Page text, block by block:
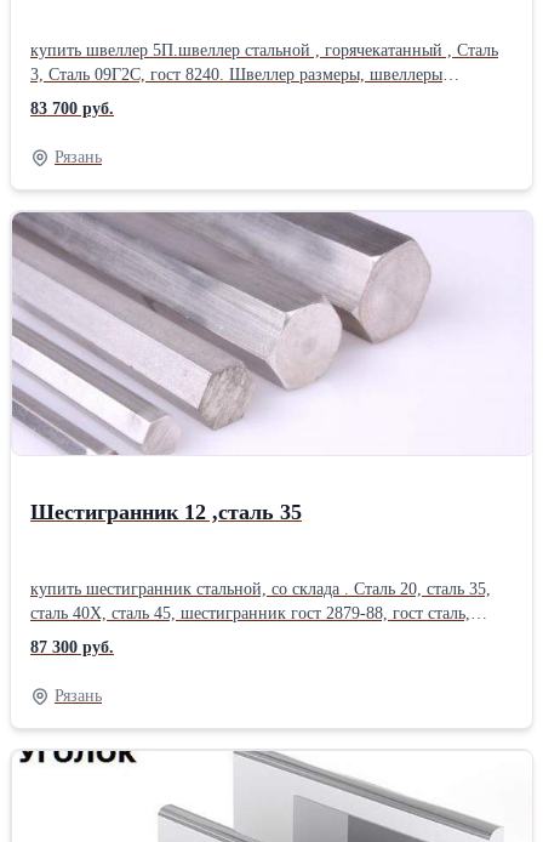
купить швеллер 5П.швеллер стальной , горячекатанный , Сталь
3, Сталь 09Г2С, гост 8240. Швеллер размеры, швеллеры
гост, швеллер вес 1 метра, швеллер цена за метр, швеллер за
тонну в розницу , уточняйте у менеджера, длина швеллера, 11.7
м , 12 м , 6 м, Производство : СеверСталь , НТМК, ММК.
Сертификат. Отгрузка по весам. Доставка по области. Есть
склады в 40 городах России. Отгрузка от 1 штуки, в розницу,
резка металла, размер швеллера, работаем с частниками.
Швеллер 5; Швеллер 6 5; Швеллер 8; Швеллер 10; Швеллер 12;
Швеллер 14; Швеллер 16; Швеллер 18; Швеллер 20; Швеллер 22;
Швеллер 24; Швеллер 27; Швеллер 30; швеллер
40;Производитель: ЕВРАЗ НТМК Способ производства:
Горячекатаный Марка металла: Ст3 ГОСТ: ГОСТ 8240-97
Материал: Стальной
83 700 руб.
Рязань
Шестигранник 12 ,сталь 35
купить шестигранник стальной, со склада . Сталь 20, сталь 35,
сталь 40Х, сталь 45, шестигранник гост 2879-88, гост сталь,
1050-88. Отгрузка по электронным весам. Постоянное наличие
на складах. Вес шестигранника, цена шестигранник, уточняйте у
менеджера. Диаметр шестигранника, от 12 мм до 75 мм , длина
до 6 м, цена. Резка шестигранника, в размер, с высокой
точностью , пакетная резка на станках ЧПУ, изготовление
заготовок. Также в наличии стальная арматура, арматура а3,
арматура а1, полоса , квадрат , круглая труба, профильные трубы
, лист стальной , оцинковка, швеллер , уголок, балка, двутавр,
круг стальной . 12; 14; 17; 19; 22; 24; 27; 30; 32; 36; 41; 46; 48;
87 300 руб.
Рязань